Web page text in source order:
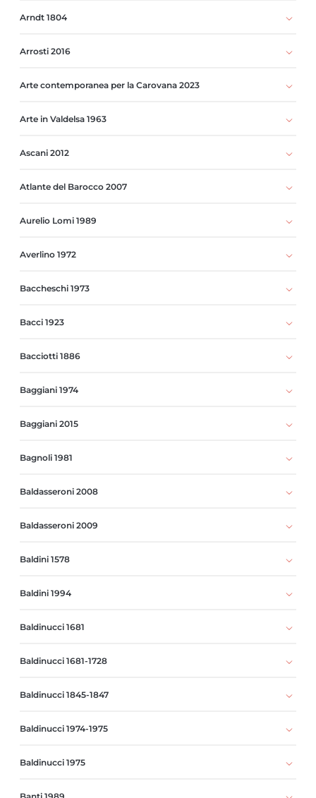
Arndt 1804
Arrosti 2016
Arte contemporanea per la Carovana 2023
Arte in Valdelsa 1963
Ascani 2012
Atlante del Barocco 2007
Aurelio Lomi 1989
Averlino 1972
Baccheschi 1973
Bacci 1923
Bacciotti 1886
Baggiani 1974
Baggiani 2015
Bagnoli 1981
Baldasseroni 2008
Baldasseroni 2009
Baldini 1578
Baldini 1994
Baldinucci 1681
Baldinucci 1681-1728
Baldinucci 1845-1847
Baldinucci 1974-1975
Baldinucci 1975